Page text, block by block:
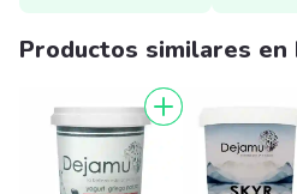
Productos similares en